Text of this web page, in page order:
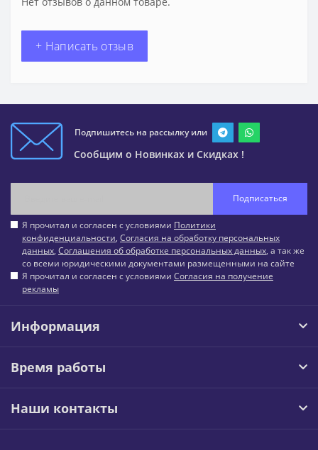
+ Написать отзыв
Подпишитесь на рассылку или
Сообщим о Новинках и Скидках !
Подписаться
Я прочитал и согласен с условиями Политики
конфиденциальности, Согласия на обработку персональных
данных, Соглашения об обработке персональных данных, а так же
со всеми юридическими документами размещенными на сайте
Я прочитал и согласен с условиями Согласия на получение
рекламы
Информация
Время работы
Наши контакты